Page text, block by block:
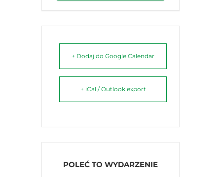
+ Dodaj do Google Calendar
+ iCal / Outlook export
POLEĆ TO WYDARZENIE